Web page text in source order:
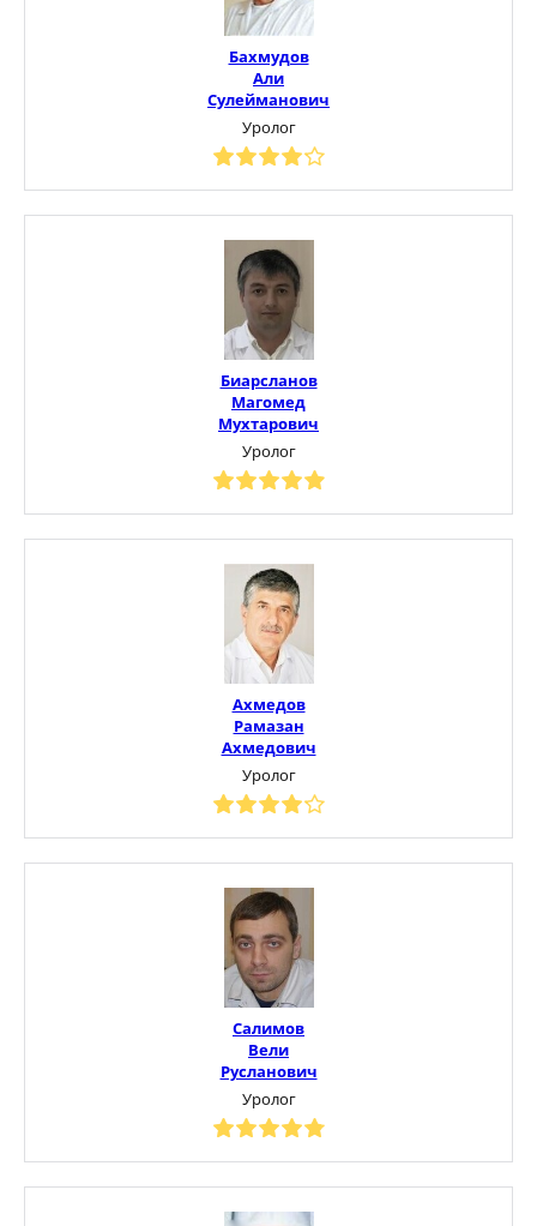
Бахмудов
Али
Сулейманович
Уролог
Биарсланов
Магомед
Мухтарович
Уролог
Ахмедов
Рамазан
Ахмедович
Уролог
Салимов
Вели
Русланович
Уролог